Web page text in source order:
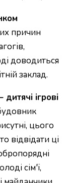
причин
доводиться
заклад.
ігрові
цього
відвідати ці
сім'ї,